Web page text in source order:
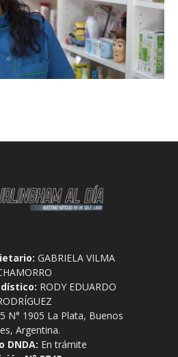
GABRIELA VILMA
RODY EDUARDO
N° 1905 La Plata, Buenos
Argentina.
DNDA: En trámite